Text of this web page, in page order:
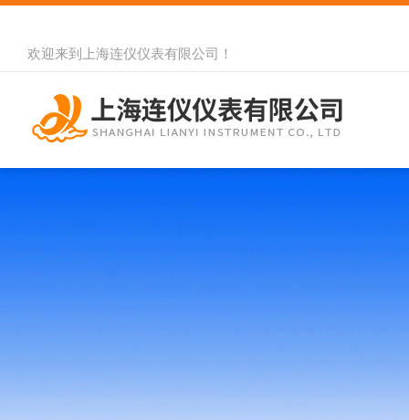
欢迎来到 上海连仪仪表有限公司 ！